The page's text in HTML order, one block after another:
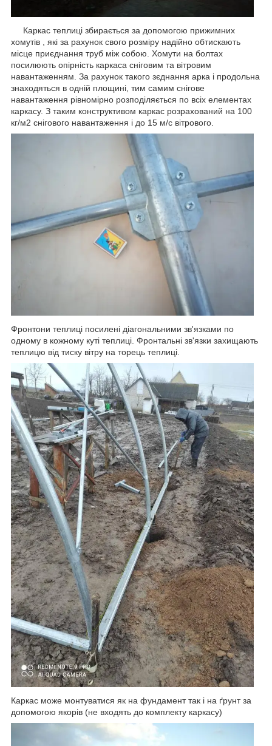
Каркас теплиці збирається за допомогою прижимних
хомутів , які за рахунок свого розміру надійно обтискають
місце приєднання труб між собою. Хомути на болтах
посилюють опірність каркаса сніговим та вітровим
навантаженням. За рахунок такого зєднання арка і продольна
знаходяться в одній площині, тим самим снігове
навантаження рівномірно розподіляється по всіх елементах
каркасу. З таким конструктивом каркас розрахований на 100
кг/м2 снігового навантаження і до 15 м/с вітрового.
Фронтони теплиці посилені діагональними зв'язками по
одному в кожному куті теплиці. Фронтальні зв'язки захищають
теплицю від тиску вітру на торець теплиці.
Каркас може монтуватися як на фундамент так і на ґрунт за
допомогою якорів (не входять до комплекту каркасу)